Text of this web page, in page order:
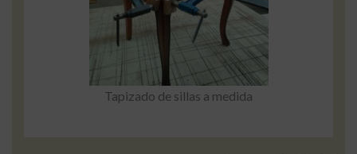
Tapizado de sillas a medida